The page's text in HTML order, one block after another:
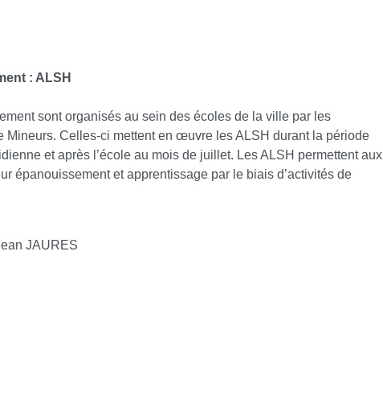
: ALSH
sont organisés au sein des écoles de la ville par les
Mineurs. Celles-ci mettent en œuvre les ALSH durant la période
et après l’école au mois de juillet. Les ALSH permettent aux
épanouissement et apprentissage par le biais d’activités de
JAURES